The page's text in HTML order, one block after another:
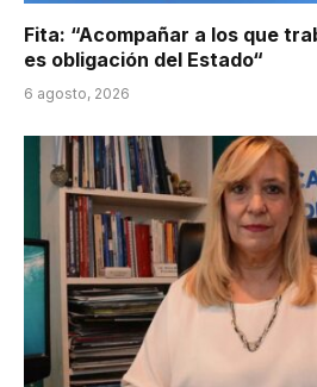
Fita: “Acompañar a los que
es obligación del Estado“
6 agosto, 2026